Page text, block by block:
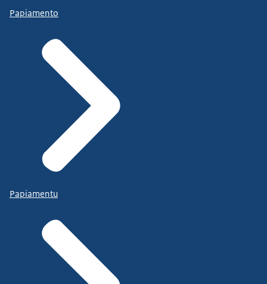
Papiamento
Papiamentu